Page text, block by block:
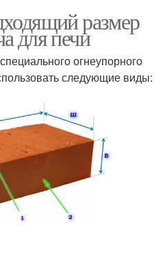
размер
для печи
огнеупорного
следующие виды: